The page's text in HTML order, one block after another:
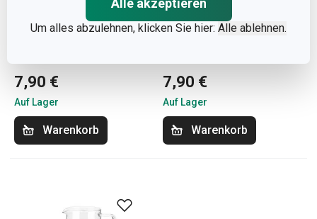
Alle akzeptieren
Um alles abzulehnen, klicken Sie hier: Alle ablehnen.
7,90 €
Auf Lager
Warenkorb
7,90 €
Auf Lager
Warenkorb